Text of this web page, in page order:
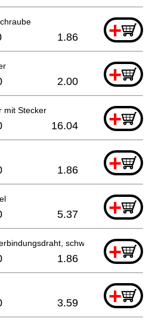
+
1.86
+
2.00
mit Stecker +
16.04
+
1.86
+
5.37
schwarz, 230V
+
1.86
+
3.59